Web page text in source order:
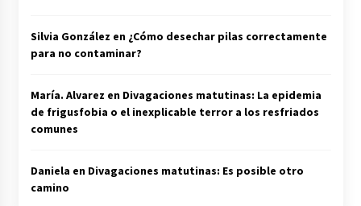
Silvia González en ¿Cómo desechar pilas correctamente
para no contaminar?
María. Alvarez en Divagaciones matutinas: La epidemia
de frigusfobia o el inexplicable terror a los resfriados
comunes
Daniela en Divagaciones matutinas: Es posible otro
camino